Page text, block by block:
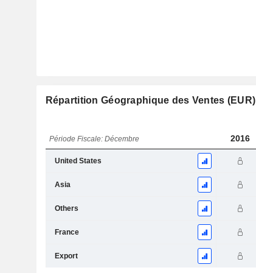
Répartition Géographique des Ventes (EUR)
Période Fiscale: Décembre 2016
United States
Asia
Others
France
Export